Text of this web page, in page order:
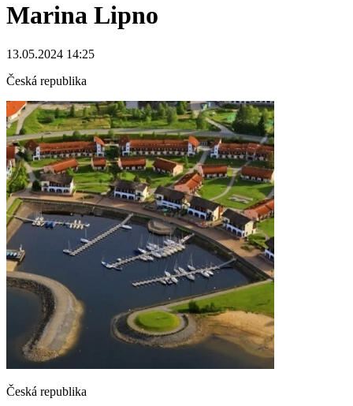
Marina Lipno
13.05.2024 14:25
Česká republika
Česká republika